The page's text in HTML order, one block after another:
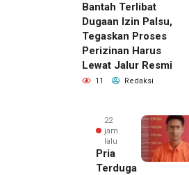
Bantah Terlibat
Dugaan Izin Palsu,
Tegaskan Proses
Perizinan Harus
Lewat Jalur Resmi
11 Redaksi
22
jam
lalu
Pria
Terduga